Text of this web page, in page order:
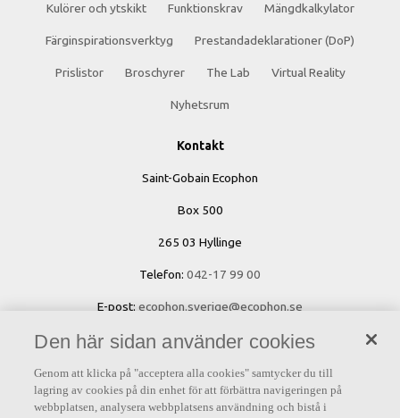
Kulörer och ytskikt Funktionskrav Mängdkalkylator
Färginspirationsverktyg Prestandadeklarationer (DoP)
Prislistor Broschyrer The Lab Virtual Reality
Nyhetsrum
Kontakt
Saint-Gobain Ecophon
Box 500
265 03 Hyllinge
Telefon: 042-17 99 00
E-post: ecophon.sverige@ecophon.se
Öppettider & kontaktuppgifter
Den här sidan använder cookies
Genom att klicka på "acceptera alla cookies" samtycker du till
lagring av cookies på din enhet för att förbättra navigeringen på
webbplatsen, analysera webbplatsens användning och bistå i